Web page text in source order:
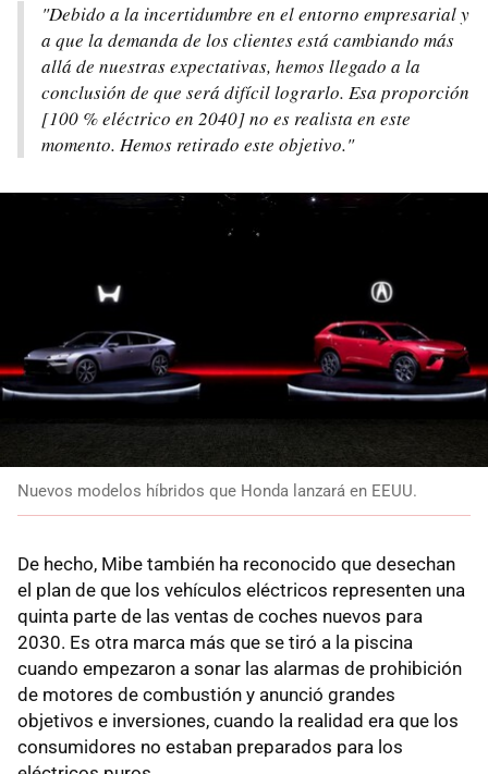
"Debido a la incertidumbre en el entorno empresarial y
a que la demanda de los clientes está cambiando más
allá de nuestras expectativas, hemos llegado a la
conclusión de que será difícil lograrlo. Esa proporción
[100 % eléctrico en 2040] no es realista en este
momento. Hemos retirado este objetivo."
Nuevos modelos híbridos que Honda lanzará en EEUU.
De hecho, Mibe también ha reconocido que desechan
el plan de que los vehículos eléctricos representen una
quinta parte de las ventas de coches nuevos para
2030. Es otra marca más que se tiró a la piscina
cuando empezaron a sonar las alarmas de prohibición
de motores de combustión y anunció grandes
objetivos e inversiones, cuando la realidad era que los
consumidores no estaban preparados para los